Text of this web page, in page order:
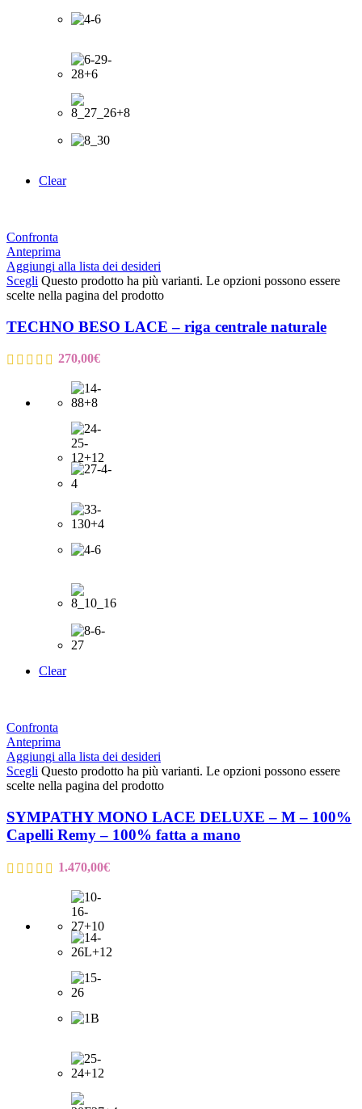
Clear
Confronta
Anteprima
Aggiungi alla lista dei desideri
Scegli Questo prodotto ha più varianti. Le opzioni possono essere
scelte nella pagina del prodotto
TECHNO BESO LACE – riga centrale naturale
270,00€
Clear
Confronta
Anteprima
Aggiungi alla lista dei desideri
Scegli Questo prodotto ha più varianti. Le opzioni possono essere
scelte nella pagina del prodotto
SYMPATHY MONO LACE DELUXE – M – 100%
Capelli Remy – 100% fatta a mano
1.470,00€